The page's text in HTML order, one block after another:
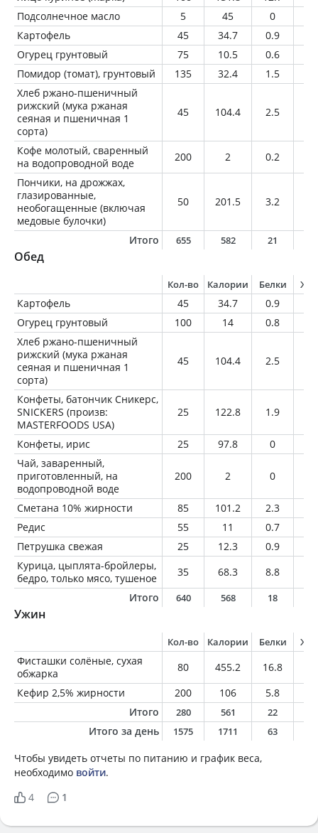
Подсолнечное масло
5 45 0
Картофель
45 34.7 0.9
Огурец грунтовый
75 10.5 0.6
Помидор (томат), грунтовый
135 32.4 1.5
Хлеб ржано-пшеничный
рижский (мука ржаная
сеяная и пшеничная 1
сорта)
45 104.4 2.5
Кофе молотый, сваренный
на водопроводной воде
200 2 0.2
Пончики, на дрожжах,
глазированные,
необогащенные (включая
медовые булочки)
50 201.5 3.2
Итого 655 582 21
Обед
Кол-во Калории Белки
Картофель 45 34.7 0.9
Огурец грунтовый
100 14 0.8
Хлеб ржано-пшеничный
рижский (мука ржаная
сеяная и пшеничная 1
сорта)
45 104.4 2.5
Конфеты, батончик Сникерс,
SNICKERS (произв:
MASTERFOODS USA)
25 122.8 1.9
Конфеты, ирис 25 97.8 0
Чай, заваренный,
приготовленный, на
водопроводной воде
200 2 0
Сметана 10% жирности 85 101.2 2.3
Редис
55 11 0.7
Петрушка свежая
25 12.3 0.9
Курица, цыплята-бройлеры,
бедро, только мясо, тушеное
35 68.3 8.8
Итого
640 568 18
Ужин
Кол-во Калории Белки
Фисташки солёные, сухая
обжарка
80 455.2 16.8
Кефир 2,5% жирности
200 106 5.8
Итого
280 561 22
Итого за день 1575 1711 63
Чтобы увидеть отчеты по питанию и график веса,
необходимо войти.
4
1